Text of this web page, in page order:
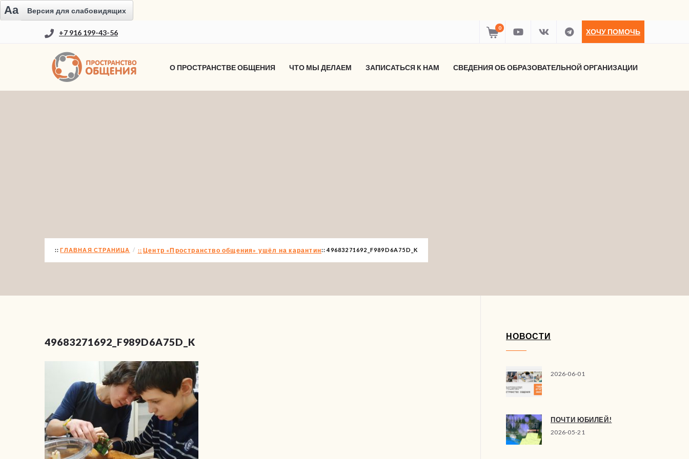
Aa Версия для слабовидящих
+7 916 199-43-56
0 ХОЧУ ПОМОЧЬ
О ПРОСТРАНСТВЕ ОБЩЕНИЯ ЧТО МЫ ДЕЛАЕМ ЗАПИСАТЬСЯ К НАМ СВЕДЕНИЯ ОБ ОБРАЗОВАТЕЛЬНОЙ ОРГАНИЗАЦИИ
ГЛАВНАЯ СТРАНИЦА Центр «Пространство общения» ушёл на карантин 49683271692_F989D6A75D_K
49683271692_F989D6A75D_K
НОВОСТИ
2026-06-01
ПОЧТИ ЮБИЛЕЙ!
2026-05-21